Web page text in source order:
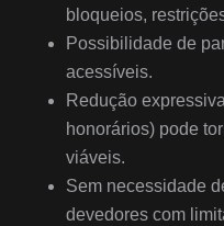
bloqueios,
Possibilidade de
acessíveis.
Redução
honorários) pode
viáveis.
Sem necessidade
devedores com